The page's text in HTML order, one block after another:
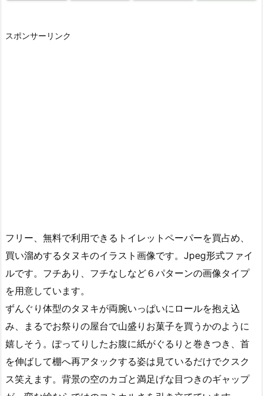
スポンサーリンク
フリー、無料で利用できるトイレットペーパーを買占め、
買い溜めするタヌキのイラスト画像です。Jpeg形式ファイ
ルです。フチあり、フチなしなど６パターンの画像タイプ
を用意しています。
ずんぐり体型のタヌキが両腕いっぱいにロールを抱え込
み、まるでお祭りの屋台で山盛りお菓子を買うかのように
嬉しそう。ぽってりしたお腹に紙がぐるりと巻きつき、首
を伸ばして棚へ再アタックする姿は見ているだけでクスク
ス笑えます。背景の空のカゴと満足げな目つきのギャップ